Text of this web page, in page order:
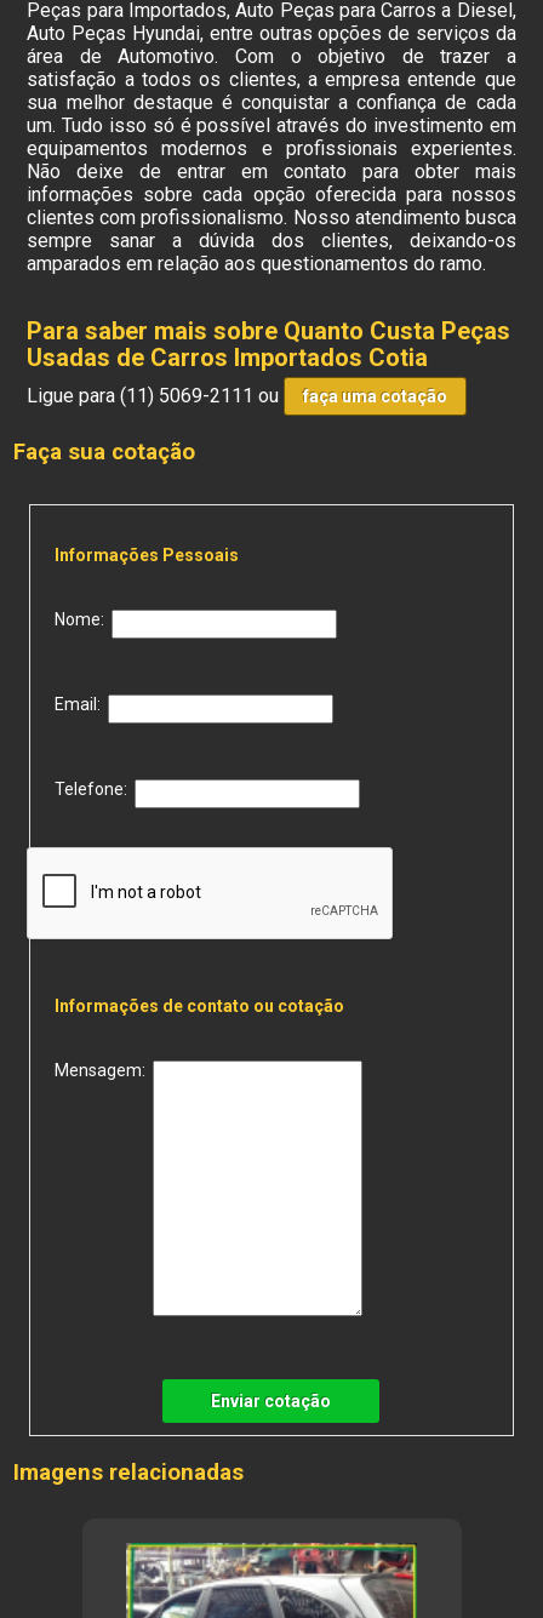
Peças para Importados, Auto Peças para Carros a Diesel,
Auto Peças Hyundai, entre outras opções de serviços da
área de Automotivo. Com o objetivo de trazer a
satisfação a todos os clientes, a empresa entende que
sua melhor destaque é conquistar a confiança de cada
um. Tudo isso só é possível através do investimento em
equipamentos modernos e profissionais experientes.
Não deixe de entrar em contato para obter mais
informações sobre cada opção oferecida para nossos
clientes com profissionalismo. Nosso atendimento busca
sempre sanar a dúvida dos clientes, deixando-os
amparados em relação aos questionamentos do ramo.
Para saber mais sobre Quanto Custa Peças
Usadas de Carros Importados Cotia
Ligue para(11) 5069-2111 ou faça uma cotação
Faça sua cotação
Informações Pessoais
Nome:
Email:
Telefone:
Informações de contato ou cotação
Mensagem:
Enviar cotação
Imagens relacionadas